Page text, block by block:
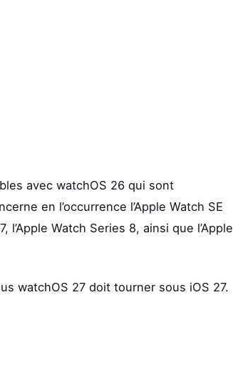
avec watchOS 26 qui sont
en l’occurrence l’Apple Watch SE
l’Apple Watch Series 8, ainsi que l’Apple
watchOS 27 doit tourner sous iOS 27.